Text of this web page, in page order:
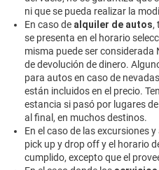
ni que se pueda realizar la
En caso de alquiler de autos,
se presenta en el horario
misma puede ser considerada
de devolución de dinero.
para autos en caso de
están incluidos en el precio.
estancia si pasó por lugares
al final, en muchos destinos.
En el caso de las excursiones
pick up y drop off y el horario
cumplido, excepto que el